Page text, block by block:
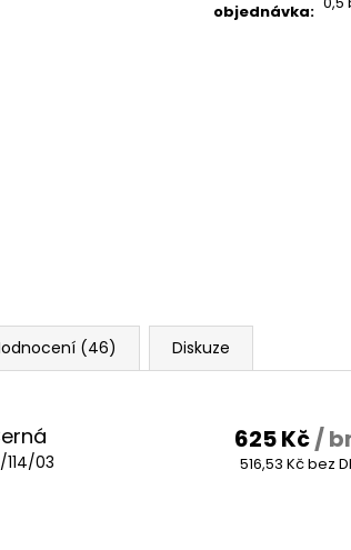
objednávka:
(46) Diskuze
03
625 Kč/
516,53 Kč bez